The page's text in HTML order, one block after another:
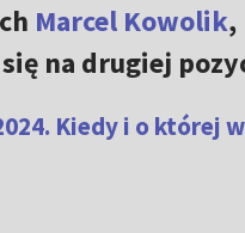
Marcel Kowolik,
na drugiej
Kiedy i o której